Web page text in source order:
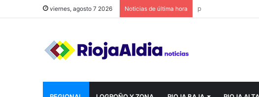
viernes, agosto 7 2026 Noticias de última hora